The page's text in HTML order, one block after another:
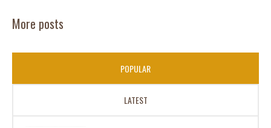
More posts
POPULAR
LATEST